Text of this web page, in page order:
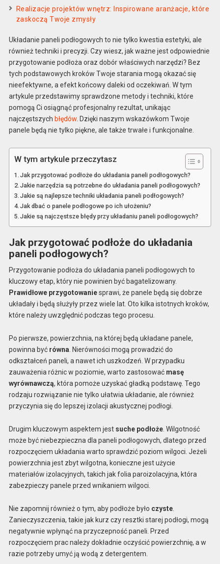
Realizacje projektów wnętrz: Inspirowane aranżacje, które
zaskoczą Twoje zmysły
Układanie paneli podłogowych to nie tylko kwestia estetyki, ale
również techniki i precyzji. Czy wiesz, jak ważne jest odpowiednie
przygotowanie podłoża oraz dobór właściwych narzędzi? Bez
tych podstawowych kroków Twoje starania mogą okazać się
nieefektywne, a efekt końcowy daleki od oczekiwań. W tym
artykule przedstawimy sprawdzone metody i techniki, które
pomogą Ci osiągnąć profesjonalny rezultat, unikając
najczęstszych błędów. Dzięki naszym wskazówkom Twoje
panele będą nie tylko piękne, ale także trwałe i funkcjonalne.
W tym artykule przeczytasz
Jak przygotować podłoże do układania paneli podłogowych?
Jakie narzędzia są potrzebne do układania paneli podłogowych?
Jakie są najlepsze techniki układania paneli podłogowych?
Jak dbać o panele podłogowe po ich ułożeniu?
Jakie są najczęstsze błędy przy układaniu paneli podłogowych?
Jak przygotować podłoże do układania
paneli podłogowych?
Przygotowanie podłoża do układania paneli podłogowych to
kluczowy etap, który nie powinien być bagatelizowany.
Prawidłowe przygotowaniesprawi, że panele będą się dobrze
układały i będą służyły przez wiele lat. Oto kilka istotnych kroków,
które należy uwzględnić podczas tego procesu.
Po pierwsze, powierzchnia, na której będą układane panele,
powinna być równa . Nierówności mogą prowadzić do
odkształceń paneli, a nawet ich uszkodzeń. W przypadku
zauważenia różnic w poziomie, warto zastosować masę
wyrównawczą, która pomoże uzyskać gładką podstawę. Tego
rodzaju rozwiązanie nie tylko ułatwia układanie, ale również
przyczynia się do lepszej izolacji akustycznej podłogi.
Drugim kluczowym aspektem jest suche podłoże. Wilgotność
może być niebezpieczna dla paneli podłogowych, dlatego przed
rozpoczęciem układania warto sprawdzić poziom wilgoci. Jeżeli
powierzchnia jest zbyt wilgotna, konieczne jest użycie
materiałów izolacyjnych, takich jak folia paroizolacyjna, która
zabezpieczy panele przed wnikaniem wilgoci.
Nie zapomnij również o tym, aby podłoże było czyste.
Zanieczyszczenia, takie jak kurz czy resztki starej podłogi, mogą
negatywnie wpłynąć na przyczepność paneli. Przed
rozpoczęciem prac należy dokładnie oczyścić powierzchnię, a w
razie potrzeby umyć ją wodą z detergentem.